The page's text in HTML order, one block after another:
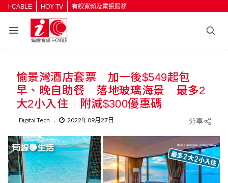
i-CABLE HOY TV 有線寬頻及電訊服務
返回
按輸入鍵開始搜尋
愉景灣酒店套票｜加一後$549起包
早、晚自助餐 落地玻璃海景 最多2
大2小入住｜附減$300優惠碼
Digital Tech 2022年09月27日 分享